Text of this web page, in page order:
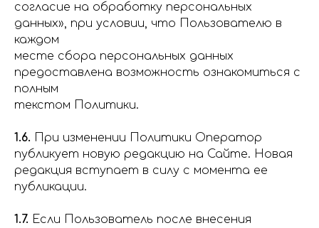
согласие на обработку персональных
данных», при условии, что Пользователю в
каждом
месте сбора персональных данных
предоставлена возможность ознакомиться с
полным
текстом Политики.
1.6. При изменении Политики Оператор
публикует новую редакцию на Сайте. Новая
редакция вступает в силу с момента ее
публикации.
1.7. Если Пользователь после внесения